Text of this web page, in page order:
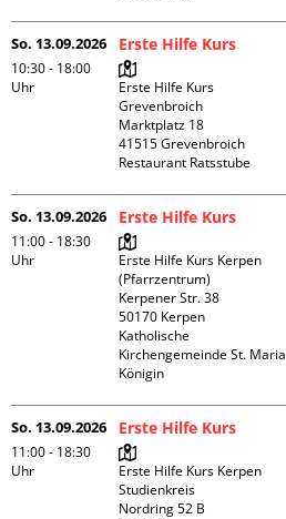
So. 13.09.2026
10:30 - 18:00
Uhr
Erste Hilfe Kurs
Erste Hilfe Kurs
Grevenbroich
Marktplatz 18
41515 Grevenbroich
Restaurant Ratsstube
So. 13.09.2026
11:00 - 18:30
Uhr
Erste Hilfe Kurs
Erste Hilfe Kurs Kerpen
(Pfarrzentrum)
Kerpener Str. 38
50170 Kerpen
Katholische
Kirchengemeinde St. Maria
Königin
So. 13.09.2026
11:00 - 18:30
Uhr
Erste Hilfe Kurs
Erste Hilfe Kurs Kerpen
Studienkreis
Nordring 52 B